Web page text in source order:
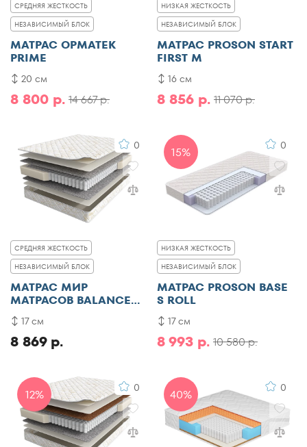
СРЕДНЯЯ ЖЕСТКОСТЬ
НЕЗАВИСИМЫЙ БЛОК
МАТРАС ОРМАТЕК
PRIME
14 667 р.
8 800 р.
20 см
НИЗКАЯ ЖЕСТКОСТЬ
НЕЗАВИСИМЫЙ БЛОК
МАТРАС PROSON START
FIRST M
11 070 р.
8 856 р.
16 см
0
СРЕДНЯЯ ЖЕСТКОСТЬ
НЕЗАВИСИМЫЙ БЛОК
МАТРАС МИР
МАТРАСОВ BALANCE
FORMA
8 869 р.
17 см
15% 0
НИЗКАЯ ЖЕСТКОСТЬ
НЕЗАВИСИМЫЙ БЛОК
МАТРАС PROSON BASE
S ROLL
10 580 р.
8 993 р.
17 см
12% 0 40% 0